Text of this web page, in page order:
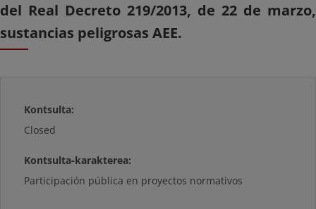
del Real Decreto 219/2013, de 22 de marzo,
sustancias peligrosas AEE.
Kontsulta:
Closed
Kontsulta-karakterea:
Participación pública en proyectos normativos